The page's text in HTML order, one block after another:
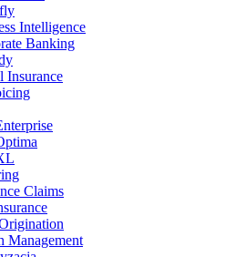
Intelligence
Banking
Insurance
Claims
Management